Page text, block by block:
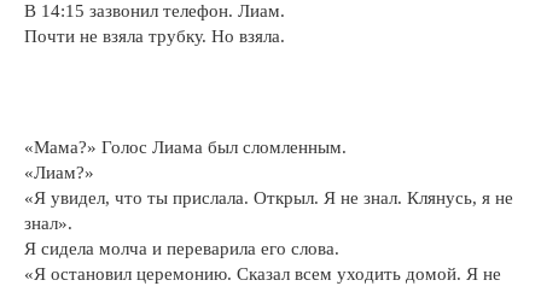
В 14:15 зазвонил телефон. Лиам.
Почти не взяла трубку. Но взяла.
«Мама?» Голос Лиама был сломленным.
«Лиам?»
«Я увидел, что ты прислала. Открыл. Я не знал. Клянусь, я не
знал».
Я сидела молча и переварила его слова.
«Я остановил церемонию. Сказал всем уходить домой. Я не